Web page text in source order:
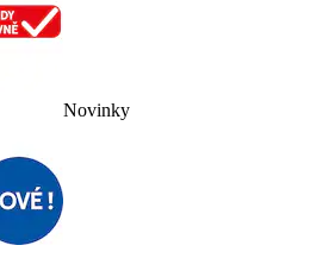
Novinky